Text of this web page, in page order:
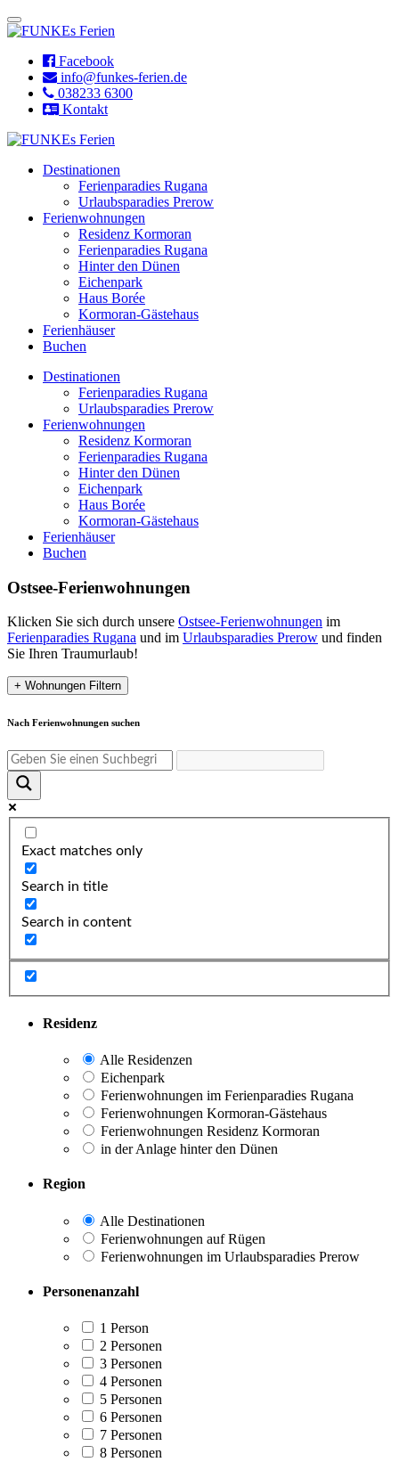
Facebook
info@funkes-ferien.de
038233 6300
Kontakt
Destinationen
Ferienparadies Rugana
Urlaubsparadies Prerow
Ferienwohnungen
Residenz Kormoran
Ferienparadies Rugana
Hinter den Dünen
Eichenpark
Haus Borée
Kormoran-Gästehaus
Ferienhäuser
Buchen
Destinationen
Ferienparadies Rugana
Urlaubsparadies Prerow
Ferienwohnungen
Residenz Kormoran
Ferienparadies Rugana
Hinter den Dünen
Eichenpark
Haus Borée
Kormoran-Gästehaus
Ferienhäuser
Buchen
Ostsee-Ferienwohnungen
Klicken Sie sich durch unsere Ostsee-Ferienwohnungen im
Ferienparadies Rugana und im Urlaubsparadies Prerow und finden
Sie Ihren Traumurlaub!
+ Wohnungen Filtern
Nach Ferienwohnungen suchen
Exact matches only
Search in title
Search in content
Residenz
Alle Residenzen
Eichenpark
Ferienwohnungen im Ferienparadies Rugana
Ferienwohnungen Kormoran-Gästehaus
Ferienwohnungen Residenz Kormoran
in der Anlage hinter den Dünen
Region
Alle Destinationen
Ferienwohnungen auf Rügen
Ferienwohnungen im Urlaubsparadies Prerow
Personenanzahl
1 Person
2 Personen
3 Personen
4 Personen
5 Personen
6 Personen
7 Personen
8 Personen